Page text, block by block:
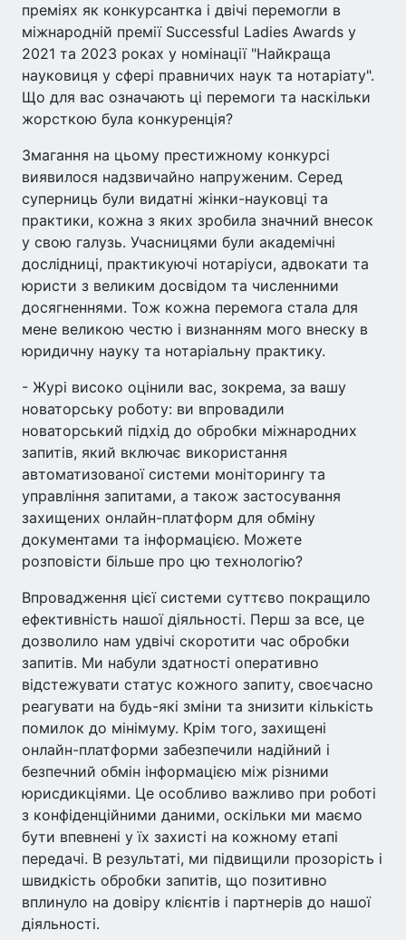
преміях як конкурсантка і двічі перемогли в
міжнародній премії Successful Ladies Awards у
2021 та 2023 роках у номінації "Найкраща
науковиця у сфері правничих наук та нотаріату".
Що для вас означають ці перемоги та наскільки
жорсткою була конкуренція?
Змагання на цьому престижному конкурсі
виявилося надзвичайно напруженим. Серед
суперниць були видатні жінки-науковці та
практики, кожна з яких зробила значний внесок
у свою галузь. Учасницями були академічні
дослідниці, практикуючі нотаріуси, адвокати та
юристи з великим досвідом та численними
досягненнями. Тож кожна перемога стала для
мене великою честю і визнанням мого внеску в
юридичну науку та нотаріальну практику.
- Журі високо оцінили вас, зокрема, за вашу
новаторську роботу: ви впровадили
новаторський підхід до обробки міжнародних
запитів, який включає використання
автоматизованої системи моніторингу та
управління запитами, а також застосування
захищених онлайн-платформ для обміну
документами та інформацією. Можете
розповісти більше про цю технологію?
Впровадження цієї системи суттєво покращило
ефективність нашої діяльності. Перш за все, це
дозволило нам удвічі скоротити час обробки
запитів. Ми набули здатності оперативно
відстежувати статус кожного запиту, своєчасно
реагувати на будь-які зміни та знизити кількість
помилок до мінімуму. Крім того, захищені
онлайн-платформи забезпечили надійний і
безпечний обмін інформацією між різними
юрисдикціями. Це особливо важливо при роботі
з конфіденційними даними, оскільки ми маємо
бути впевнені у їх захисті на кожному етапі
передачі. В результаті, ми підвищили прозорість і
швидкість обробки запитів, що позитивно
вплинуло на довіру клієнтів і партнерів до нашої
діяльності.